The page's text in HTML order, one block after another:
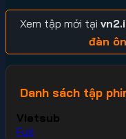
Xem tập mới tại
đàn
Danh sách tập
Vietsub
Full